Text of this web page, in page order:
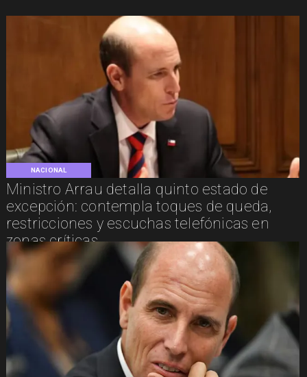
NACIONAL
Ministro Arrau detalla quinto estado de
excepción: contempla toques de queda,
restricciones y escuchas telefónicas en
zonas críticas